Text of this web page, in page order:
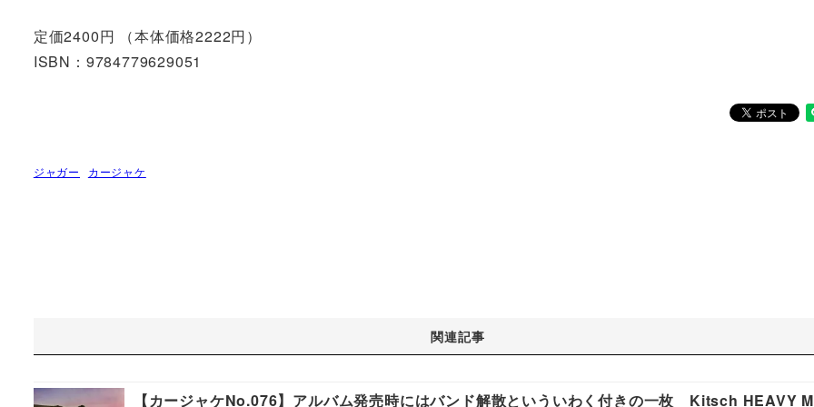
定価2400円 （本体価格2222円）
ISBN：9784779629051
ジャガー カージャケ
関連記事
【カージャケNo.076】アルバム発売時にはバンド解散といういわく付きの一枚 Kitsch HEAVY